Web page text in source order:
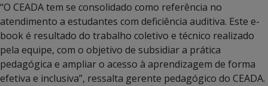
“O CEADA tem se consolidado como referência no
atendimento a estudantes com deficiência auditiva. Este e-
book é resultado do trabalho coletivo e técnico realizado
pela equipe, com o objetivo de subsidiar a prática
pedagógica e ampliar o acesso à aprendizagem de forma
efetiva e inclusiva”, ressalta gerente pedagógico do CEADA.